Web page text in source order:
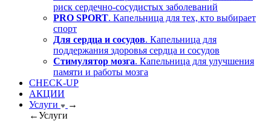
риск сердечно-сосудистых заболеваний
PRO SPORT. Капельница для тех, кто выбирает
спорт
Для сердца и сосудов. Капельница для
поддержания здоровья сердца и сосудов
Стимулятор мозга. Капельница для улучшения
памяти и работы мозга
CHECK-UP
АКЦИИ
Услуги
→
←Услуги